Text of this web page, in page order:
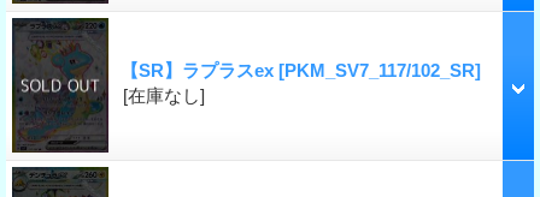
【SR】ラプラスex [PKM_SV7_117/102_SR]
[在庫なし]